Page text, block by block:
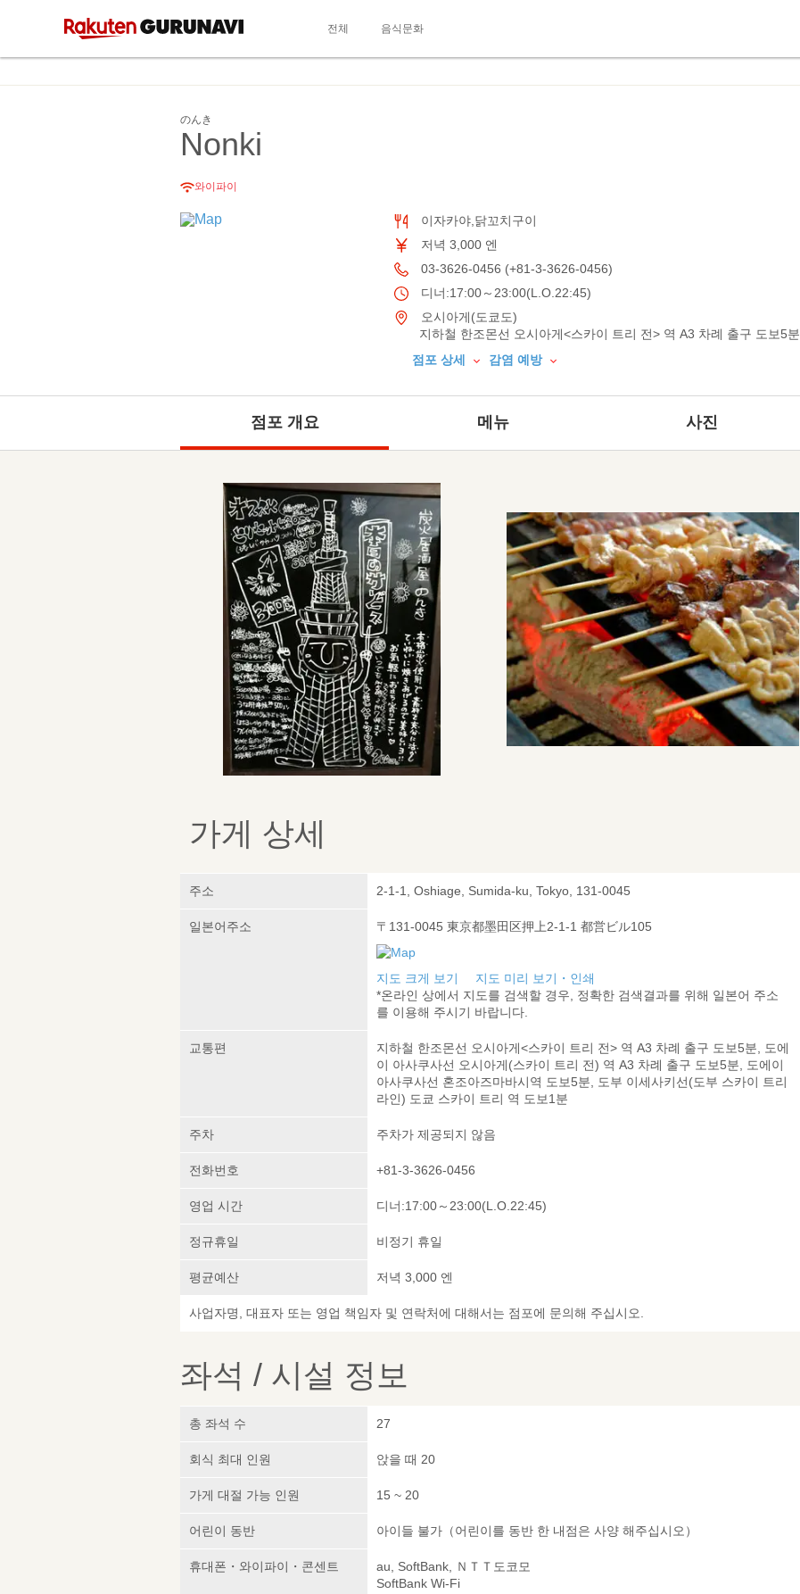
전체 음식문화
のんき
Nonki
와이파이
이자카야,닭꼬치구이
저녁 3,000 엔
03-3626-0456 (+81-3-3626-0456)
디너:17:00～23:00(L.O.22:45)
오시아게(도쿄도)
지하철 한조몬선 오시아게<스카이 트리 전> 역 A3 차례 출구 도보5분
점포 상세
감염 예방
점포 개요 메뉴 사진
가게 상세
주소 2-1-1, Oshiage, Sumida-ku, Tokyo, 131-0045
일본어주소 〒131-0045 東京都墨田区押上2-1-1 都営ビル105
지도 크게 보기
지도 미리 보기・인쇄
*온라인 상에서 지도를 검색할 경우, 정확한 검색결과를 위해 일본어 주소
를 이용해 주시기 바랍니다.
교통편
지하철 한조몬선 오시아게<스카이 트리 전> 역 A3 차례 출구 도보5분, 도에
이 아사쿠사선 오시아게(스카이 트리 전) 역 A3 차례 출구 도보5분, 도에이
아사쿠사선 혼조아즈마바시역 도보5분, 도부 이세사키선(도부 스카이 트리
라인) 도쿄 스카이 트리 역 도보1분
주차 주차가 제공되지 않음
전화번호 +81-3-3626-0456
영업 시간 디너:17:00～23:00(L.O.22:45)
정규휴일 비정기 휴일
평균예산 저녁 3,000 엔
사업자명, 대표자 또는 영업 책임자 및 연락처에 대해서는 점포에 문의해 주십시오.
좌석 / 시설 정보
총 좌석 수 27
회식 최대 인원 앉을 때 20
가게 대절 가능 인원 15 ~ 20
어린이 동반 아이들 불가（어린이를 동반 한 내점은 사양 해주십시오）
휴대폰・와이파이・콘센트
au, SoftBank, ＮＴＴ도코모
SoftBank Wi-Fi